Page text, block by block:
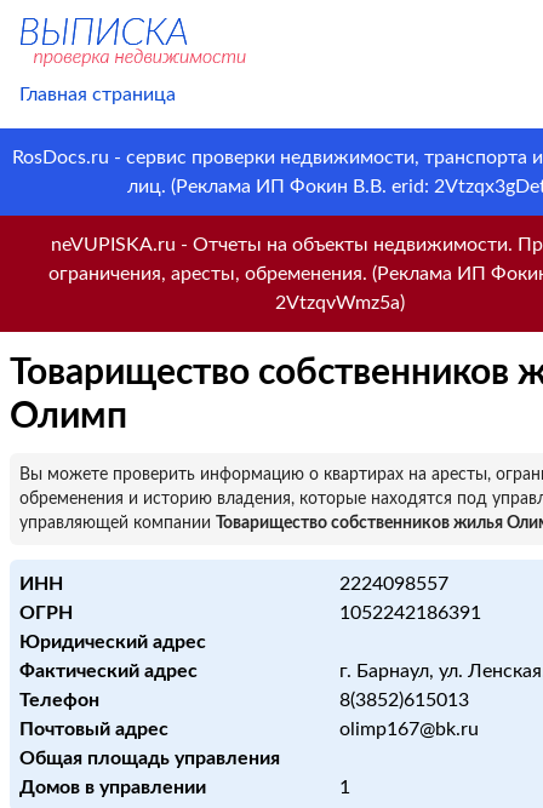
Главная страница
RosDocs.ru - сервис проверки недвижимости, транспорта
лиц. (Реклама ИП Фокин В.В. erid:
neVUPISKA.ru - Отчеты на объекты недвижимости.
ограничения, аресты, обременения. (Реклама ИП
2VtzqvWmz5a)
Товарищество собственников
Олимп
Вы можете проверить информацию о квартирах на аресты,
обременения и историю владения, которые находятся под
управляющей компании
Товарищество собственников жилья
ИНН
2224098557
ОГРН
1052242186391
Юридический адрес
Фактический адрес
г. Барнаул, ул.
Телефон
8(3852)615013
Почтовый адрес
olimp167@bk.ru
Общая площадь управления
Домов в управлении
1